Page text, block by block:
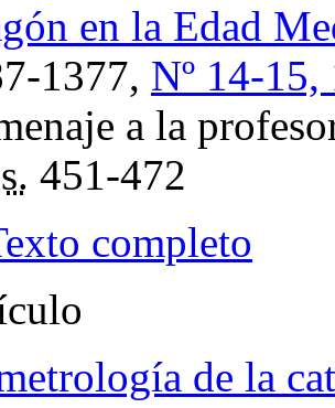
en la Edad
1377, Nº 14-15,
a la
451-472
completo
de la